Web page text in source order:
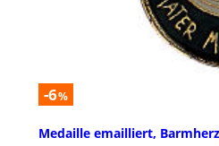
-6%
Medaille emailliert,